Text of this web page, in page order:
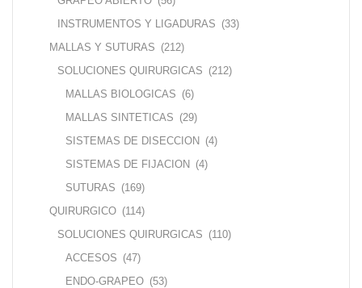
INSTRUMENTOS Y LIGADURAS (33)
MALLAS Y SUTURAS (212)
SOLUCIONES QUIRURGICAS (212)
MALLAS BIOLOGICAS (6)
MALLAS SINTETICAS (29)
SISTEMAS DE DISECCION (4)
SISTEMAS DE FIJACION (4)
SUTURAS (169)
QUIRURGICO (114)
SOLUCIONES QUIRURGICAS (110)
ACCESOS (47)
ENDO-GRAPEO (53)